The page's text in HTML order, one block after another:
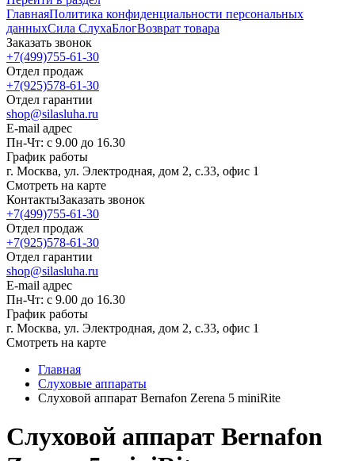
ГлавнаяПолитика конфиденциальности персональных
данныхСила СлухаБлогВозврат товара
Заказать звонок
+7(499)755-61-30
Отдел продаж
+7(925)578-61-30
Отдел гарантии
shop@silasluha.ru
E-mail адрес
Пн-Чт: с 9.00 до 16.30
График работы
г. Москва, ул. Электродная, дом 2, с.33, офис 1
Смотреть на карте
КонтактыЗаказать звонок
+7(499)755-61-30
Отдел продаж
+7(925)578-61-30
Отдел гарантии
shop@silasluha.ru
E-mail адрес
Пн-Чт: с 9.00 до 16.30
График работы
г. Москва, ул. Электродная, дом 2, с.33, офис 1
Смотреть на карте
Главная
Слуховые аппараты
Слуховой аппарат Bernafon Zerena 5 miniRite
Слуховой аппарат Bernafon